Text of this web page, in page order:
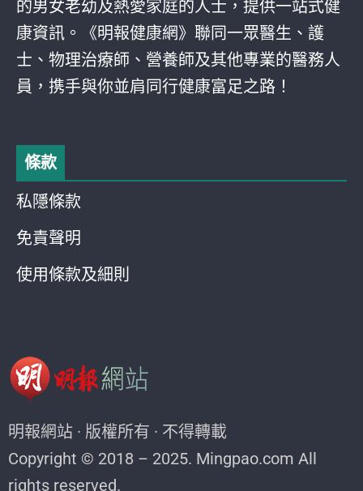
的男女老幼及熱愛家庭的人士，提供一站式健
康資訊。《明報健康網》聯同一眾醫生、護
士、物理治療師、營養師及其他專業的醫務人
員，携手與你並肩同行健康富足之路！
條款
私隱條款
免責聲明
使用條款及細則
明報網站 · 版權所有 · 不得轉載
Copyright © 2018 – 2025. Mingpao.com All
rights reserved.